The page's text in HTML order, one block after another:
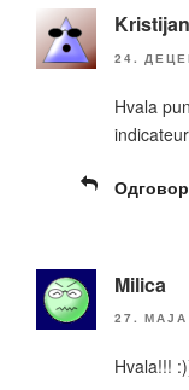
Kristijan
24.
Hvala
Одговор
Milica
27. МАЈА
Hvala!!!